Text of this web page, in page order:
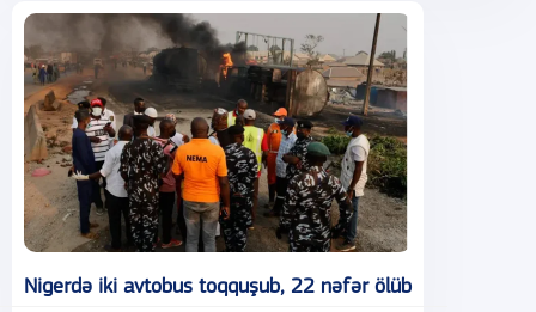
Nigerdə iki avtobus toqquşub, 22 nəfər ölüb